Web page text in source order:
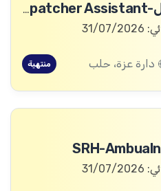
مساعد مرسل-Dispatcher Assistant
2026
دارة عزة، حلب منتهية
SRH-
2026